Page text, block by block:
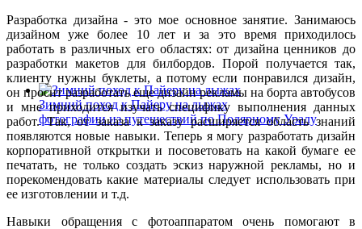
Зимний поход к Пайеру на лыжах
фотографии из путешествий по Полярному Уралу
Разработка дизайна - это мое основное занятие. Занимаюсь
дизайном уже более 10 лет и за это время приходилось
работать в различных его областях: от дизайна ценников до
разработки макетов для билбордов. Порой получается так,
клиенту нужны буклеты, а потому если понравился дизайн,
он просит разработать еще дизайн рекламы на борта автобусов
и мне приходится изучать специфику выполнения данных
работ. Так, от заказа к заказу расширяется область знаний
появляются новые навыки. Теперь я могу разработать дизайн
корпоративной открытки и посоветовать на какой бумаге ее
печатать, не только создать эскиз наружной рекламы, но и
порекомендовать какие материалы следует использовать при
ее изготовлении и т.д.
Навыки обращения с фотоаппаратом очень помогают в